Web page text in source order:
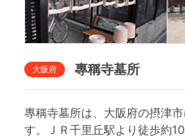
大阪府 專稱寺墓所
專稱寺墓所は、大阪府の摂津
す。ＪＲ千里丘駅より徒歩約